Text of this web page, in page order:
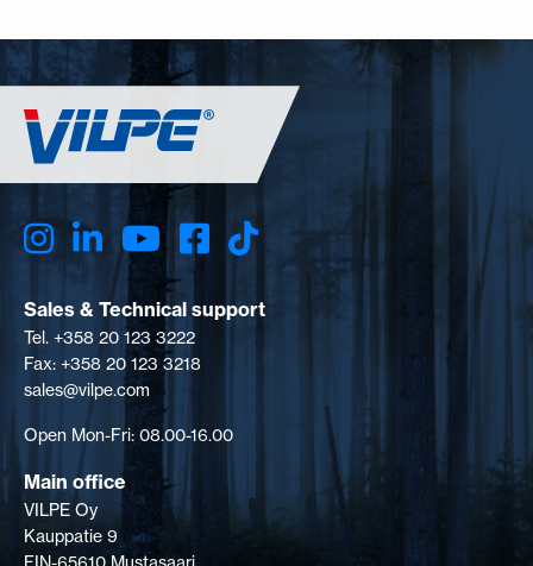
Sales & Technical support
Tel. +358 20 123 3222
Fax: +358 20 123 3218
sales@vilpe.com
Open Mon-Fri: 08.00-16.00
Main office
VILPE Oy
Kauppatie 9
FIN-65610 Mustasaari